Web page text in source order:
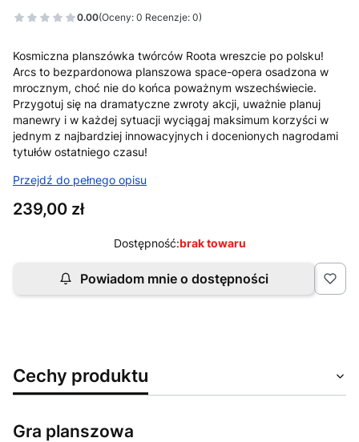
0.00(Oceny: 0 Recenzje: 0)
Kosmiczna planszówka twórców Roota wreszcie po polsku!
Arcs to bezpardonowa planszowa space-opera osadzona w
mrocznym, choć nie do końca poważnym wszechświecie.
Przygotuj się na dramatyczne zwroty akcji, uważnie planuj
manewry i w każdej sytuacji wyciągaj maksimum korzyści w
jednym z najbardziej innowacyjnych i docenionych nagrodami
tytułów ostatniego czasu!
Przejdź do pełnego opisu
Cena
239,00 zł
Dostępność:brak towaru
Powiadom mnie o dostępności
Cechy produktu
Gra planszowa